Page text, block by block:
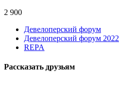
2 900
Девелоперский форум
Девелоперский форум 2022
REPA
Рассказать друзьям